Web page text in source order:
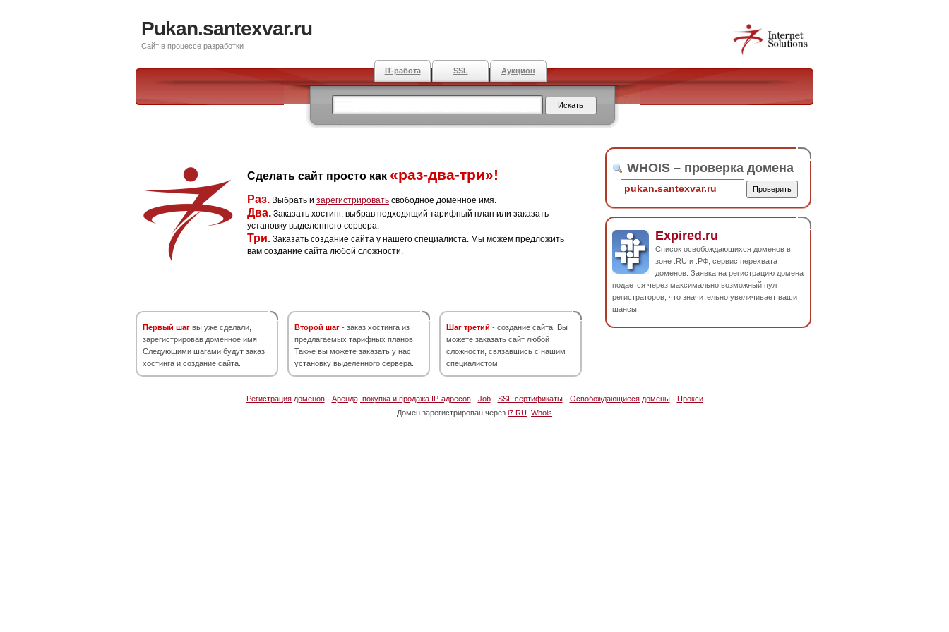
Pukan.santexvar.ru
Сайт в процессе разработки
IT-работа SSL Аукцион
Сделать сайт просто как «раз-два-три»!
Раз. Выбрать и зарегистрировать свободное доменное имя.
Два. Заказать хостинг, выбрав подходящий тарифный план или заказать
установку выделенного сервера.
Три. Заказать создание сайта у нашего специалиста. Мы можем предложить
вам создание сайта любой сложности.
Первый шаг вы уже сделали,
зарегистрировав доменное имя.
Следующими шагами будут заказ
хостинга и создание сайта.
Второй шаг - заказ хостинга из
предлагаемых тарифных планов.
Также вы можете заказать у нас
установку выделенного сервера.
Шаг третий - создание сайта. Вы
можете заказать сайт любой
сложности, связавшись с нашим
специалистом.
WHOIS – проверка домена
Expired.ru
Список освобождающихся доменов в
зоне .RU и .РФ, сервис перехвата
доменов. Заявка на регистрацию домена
подается через максимально возможный пул
регистраторов, что значительно увеличивает ваши
шансы.
Регистрация доменов· Аренда, покупка и продажа IP-адресов· Job· SSL-сертификаты· Освобождающиеся домены· Прокси
Домен зарегистрирован через i7.RU Whois